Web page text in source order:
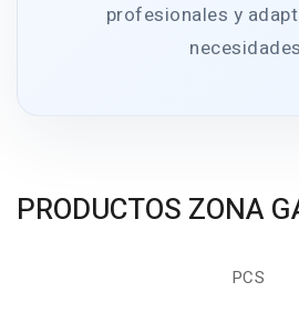
profesionales y
PRODUCTOS ZONA
PCS